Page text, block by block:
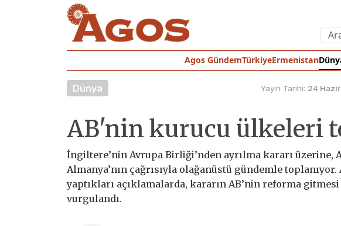
Agos GündemTürkiyeErmenistan
Dünya Yayın Tarihi: 24
AB'nin kurucu ülkeleri
İngiltere’nin Avrupa Birliği’nden ayrılma kararı
Almanya’nın çağrısıyla olağanüstü gündemle
yaptıkları açıklamalarda, kararın AB’nin reforma
vurgulandı.